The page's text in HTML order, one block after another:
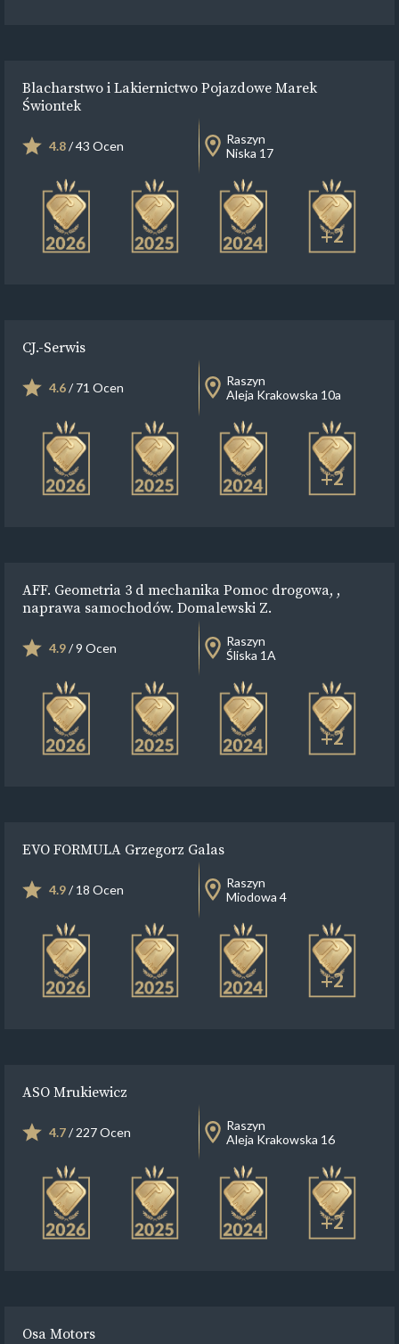
Blacharstwo i Lakiernictwo Pojazdowe Marek
Świontek
4.8/ 43 Ocen
Raszyn
Niska 17
+2
CJ.-Serwis
4.6/ 71 Ocen
Raszyn
Aleja Krakowska 10a
+2
AFF. Geometria 3 d mechanika Pomoc drogowa, ,
naprawa samochodów. Domalewski Z.
4.9/ 9 Ocen
Raszyn
Śliska 1A
+2
EVO FORMULA Grzegorz Galas
4.9/ 18 Ocen
Raszyn
Miodowa 4
+2
ASO Mrukiewicz
4.7/ 227 Ocen
Raszyn
Aleja Krakowska 16
+2
Osa Motors